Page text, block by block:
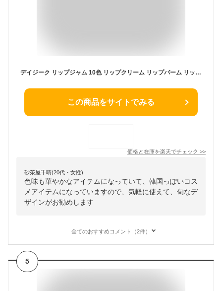
デイジーク リップジャム 10色 リップクリーム リップバーム リップティント 潤い イエベ ブルベ 植物由来保湿剤 水分バリア スーパーベリー成分 果実エキス ボリューム ツヤ 栄養 AllDay果汁ロック 韓国製 Dasique 並行輸入品
この商品をサイトでみる
価格と在庫を楽天でチェック >>
砂茶屋千晴(20代・女性)
色味も華やかなアイテムになっていて、韓国っぽいコス
メアイテムになっていますので、気軽に使えて、旬なデ
ザインがお勧めします
全てのおすすめコメント（2件）
5